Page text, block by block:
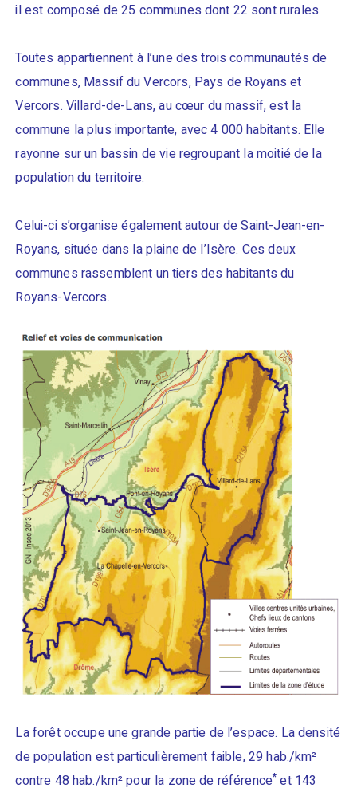
il est composé de 25 communes dont 22 sont rurales.
Toutes appartiennent à l’une des trois communautés de
communes, Massif du Vercors, Pays de Royans et
Vercors. Villard-de-Lans, au cœur du massif, est la
commune la plus importante, avec 4 000 habitants. Elle
rayonne sur un bassin de vie regroupant la moitié de la
population du territoire.
Celui-ci s’organise également autour de Saint-Jean-en-
Royans, située dans la plaine de l’Isère. Ces deux
communes rassemblent un tiers des habitants du
Royans-Vercors.
La forêt occupe une grande partie de l’espace. La densité
de population est particulièrement faible, 29 hab./km²
contre 48 hab./km² pour la zone de référence* et 143